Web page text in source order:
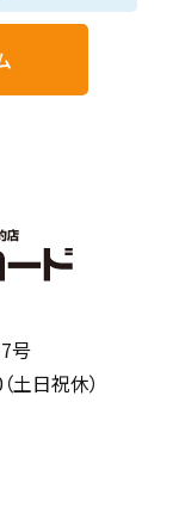
号
土日祝休）